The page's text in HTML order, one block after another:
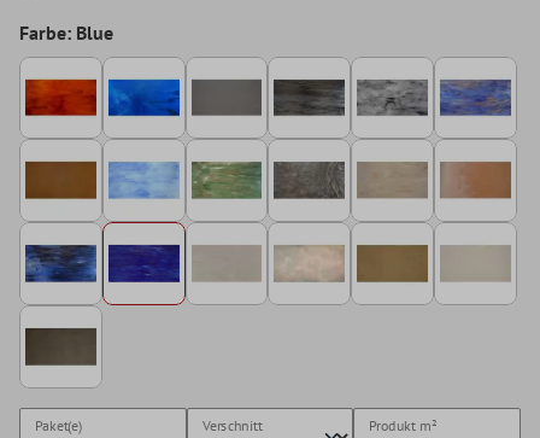
Farbe: Blue
Paket(e) Verschnitt Produkt m²